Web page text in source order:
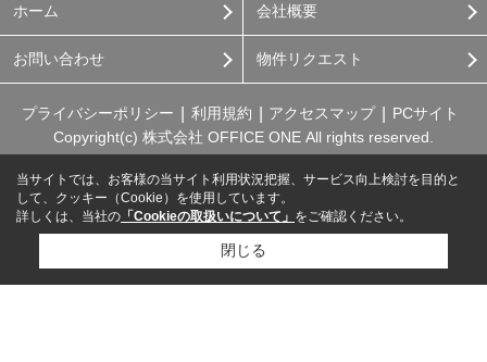
ホーム 会社概要
お問い合わせ 物件リクエスト
プライバシーポリシー 利用規約 アクセスマップ
PCサイト
Copyright(c) 株式会社 OFFICE ONE All rights reserved.
当サイトでは、お客様の当サイト利用状況把握、サービス向上検討を目的と
して、クッキー（Cookie）を使用しています。
詳しくは、当社の 「Cookieの取扱いについて」 をご確認ください。
閉じる